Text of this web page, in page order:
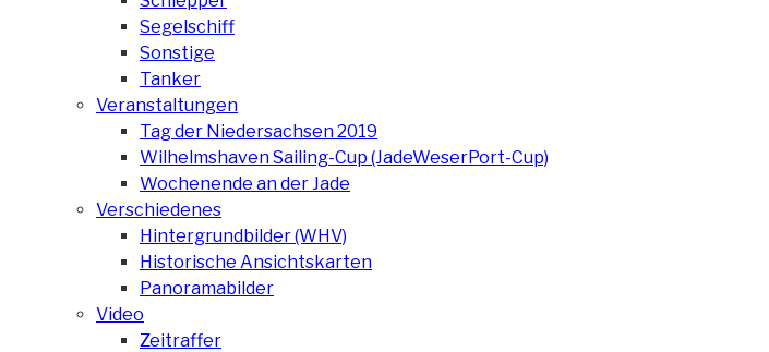
Segelschiff
Sonstige
Tanker
Veranstaltungen
Tag der Niedersachsen 2019
Wilhelmshaven Sailing-Cup (JadeWeserPort-Cup)
Wochenende an der Jade
Verschiedenes
Hintergrundbilder (WHV)
Historische Ansichtskarten
Panoramabilder
Video
Zeitraffer